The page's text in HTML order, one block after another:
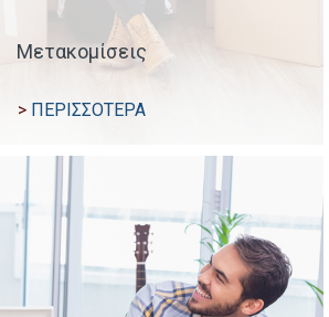
Μετακομίσεις
ΠΕΡΙΣΣΟΤΕΡΑ